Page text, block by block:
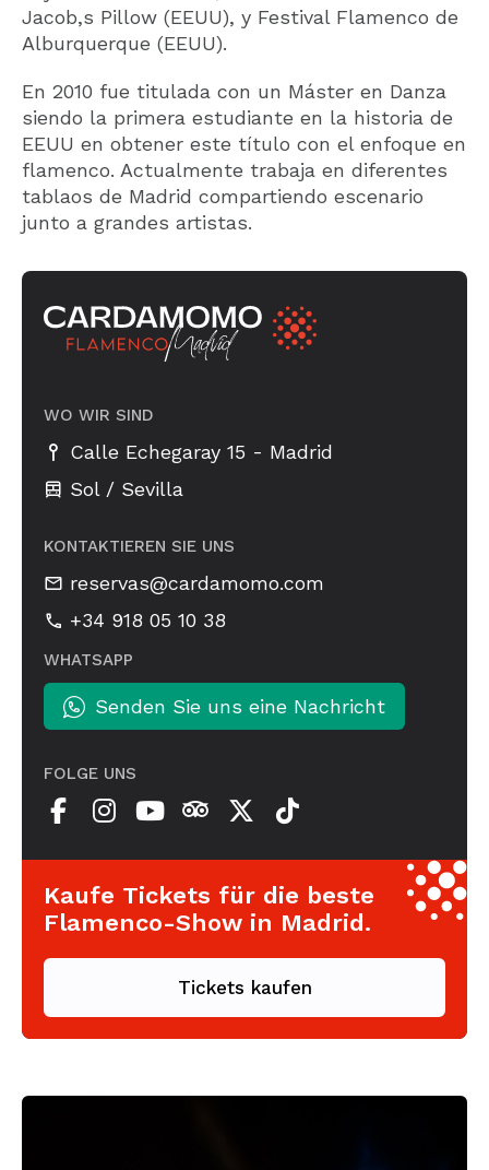
Jacob‚s Pillow (EEUU), y Festival Flamenco de
Alburquerque (EEUU).
En 2010 fue titulada con un Máster en Danza
siendo la primera estudiante en la historia de
EEUU en obtener este título con el enfoque en
flamenco. Actualmente trabaja en diferentes
tablaos de Madrid compartiendo escenario
junto a grandes artistas.
WO WIR SIND
Calle Echegaray 15 - Madrid
Sol / Sevilla
KONTAKTIEREN SIE UNS
reservas@cardamomo.com
+34 918 05 10 38
WHATSAPP
Senden Sie uns eine Nachricht
FOLGE UNS
Kaufe Tickets für die beste
Flamenco-Show in Madrid.
Tickets kaufen